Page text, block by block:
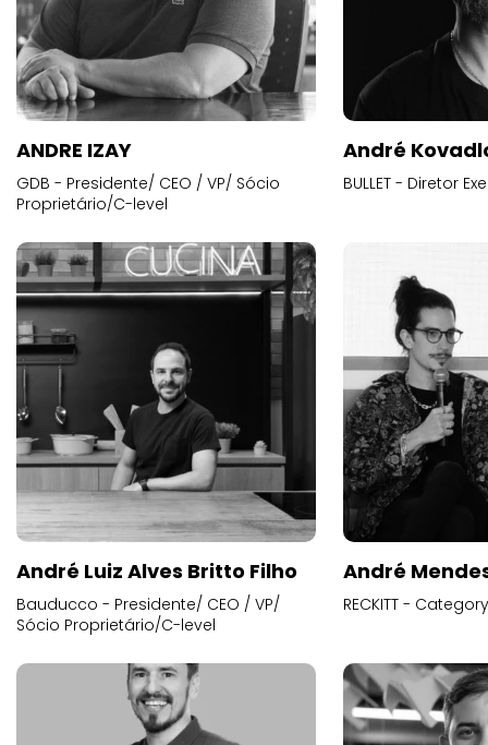
ANDRE IZAY
GDB - Presidente/ CEO / VP/ Sócio
Proprietário/C-level
André
BULLET - Diretor
André Luiz Alves Britto Filho
Bauducco - Presidente/ CEO / VP/
Sócio Proprietário/C-level
André
RECKITT -